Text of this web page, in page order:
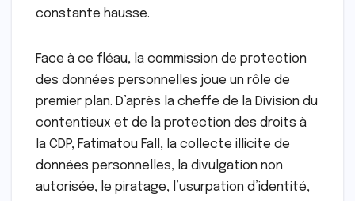
constante hausse.
Face à ce fléau, la commission de protection
des données personnelles joue un rôle de
premier plan. D’après la cheffe de la Division du
contentieux et de la protection des droits à
la CDP, Fatimatou Fall, la collecte illicite de
données personnelles, la divulgation non
autorisée, le piratage, l’usurpation d’identité,